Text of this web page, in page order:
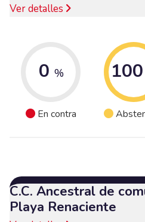
Ver detalles
0 %
En contra
100
C.C. Ancestral de
Playa Renaciente